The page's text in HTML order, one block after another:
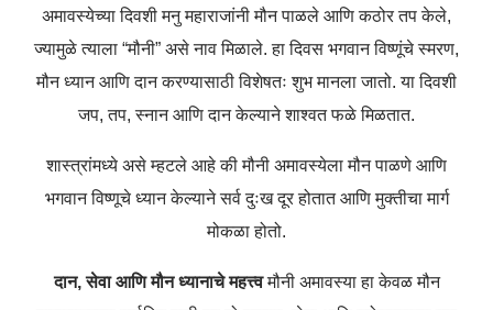
अमावस्येच्या दिवशी मनु महाराजांनी मौन पाळले आणि कठोर तप केले,
ज्यामुळे त्याला “मौनी” असे नाव मिळाले. हा दिवस भगवान विष्णूंचे स्मरण,
मौन ध्यान आणि दान करण्यासाठी विशेषतः शुभ मानला जातो. या दिवशी
जप, तप, स्नान आणि दान केल्याने शाश्वत फळे मिळतात.
शास्त्रांमध्ये असे म्हटले आहे की मौनी अमावस्येला मौन पाळणे आणि
भगवान विष्णूचे ध्यान केल्याने सर्व दुःख दूर होतात आणि मुक्तीचा मार्ग
मोकळा होतो.
दान, सेवा आणि मौन ध्यानाचे महत्त्वमौनी अमावस्या हा केवळ मौन